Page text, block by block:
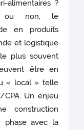
alimentaires ?
ou non, le
en produits
et logistique
plus souvent
être en
« local » telle
CPA. Un enjeu
construction
phase avec la